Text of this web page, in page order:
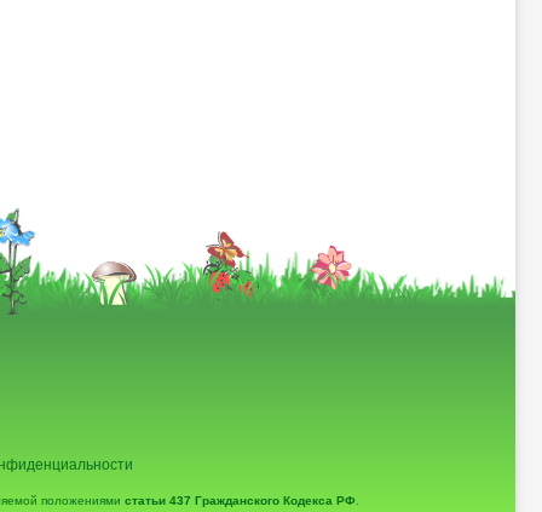
положениями статьи 437 Гражданского Кодекса РФ